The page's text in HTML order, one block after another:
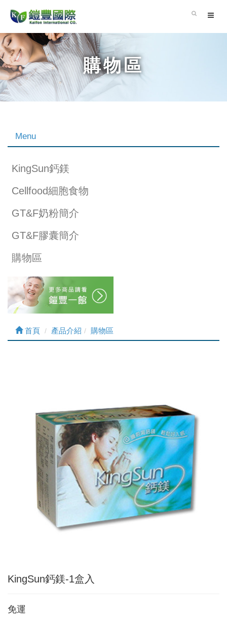
購物區
Menu
KingSun鈣鎂
Cellfood細胞食物
GT&F奶粉簡介
GT&F膠囊簡介
購物區
首頁 產品介紹 購物區
KingSun鈣鎂-1盒入
免運